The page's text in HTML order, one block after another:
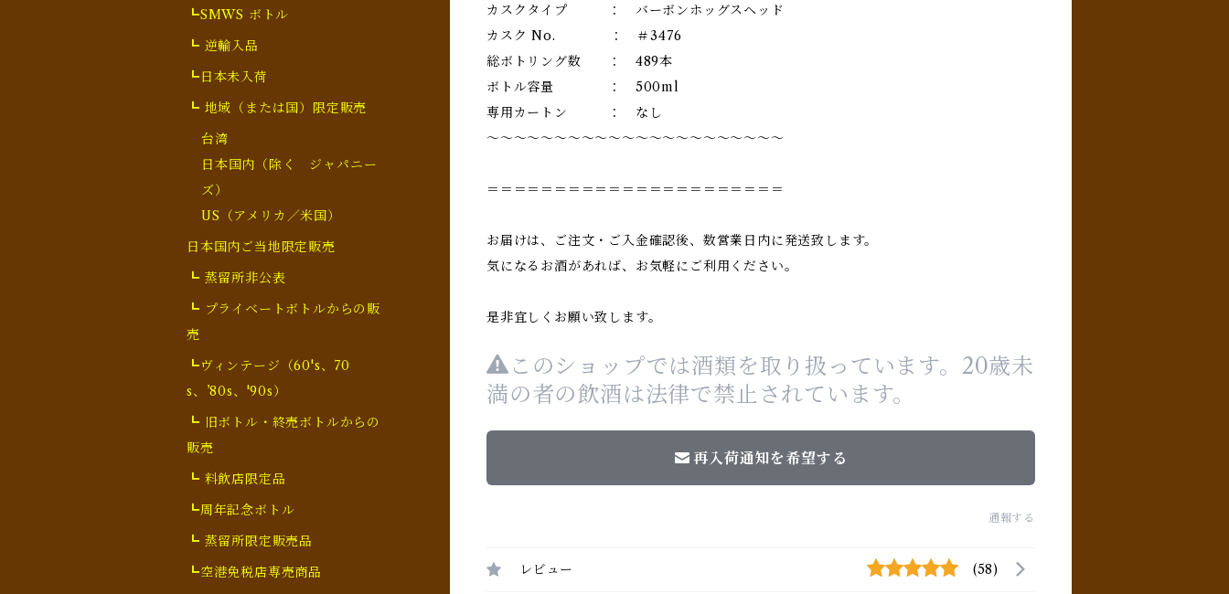
カスクタイプ ： バーボンホッグスヘッド
カスク No. ： ＃3476
総ボトリング数 ： 489本
ボトル容量 ： 500ml
専用カートン ： なし
～～～～～～～～～～～～～～～～～～～～～～
＝＝＝＝＝＝＝＝＝＝＝＝＝＝＝＝＝＝＝＝＝＝
お届けは、ご注文・ご入金確認後、数営業日内に発送致します。
気になるお酒があれば、お気軽にご利用ください。
是非宜しくお願い致します。
このショップでは酒類を取り扱っています。20歳未
満の者の飲酒は法律で禁止されています。
再入荷通知を希望する
通報する
レビュー (58)
┗SMWS ボトル
┗ 逆輸入品
┗日本未入荷
┗ 地域（または国）限定販売
台湾
日本国内（除く ジャパニー
ズ）
US（アメリカ／米国）
日本国内ご当地限定販売
┗ 蒸留所非公表
┗ プライベートボトルからの販
売
┗ヴィンテージ（60's、70
s、’80s、'90s）
┗ 旧ボトル・終売ボトルからの
販売
┗ 料飲店限定品
┗周年記念ボトル
┗ 蒸留所限定販売品
┗空港免税店専売商品